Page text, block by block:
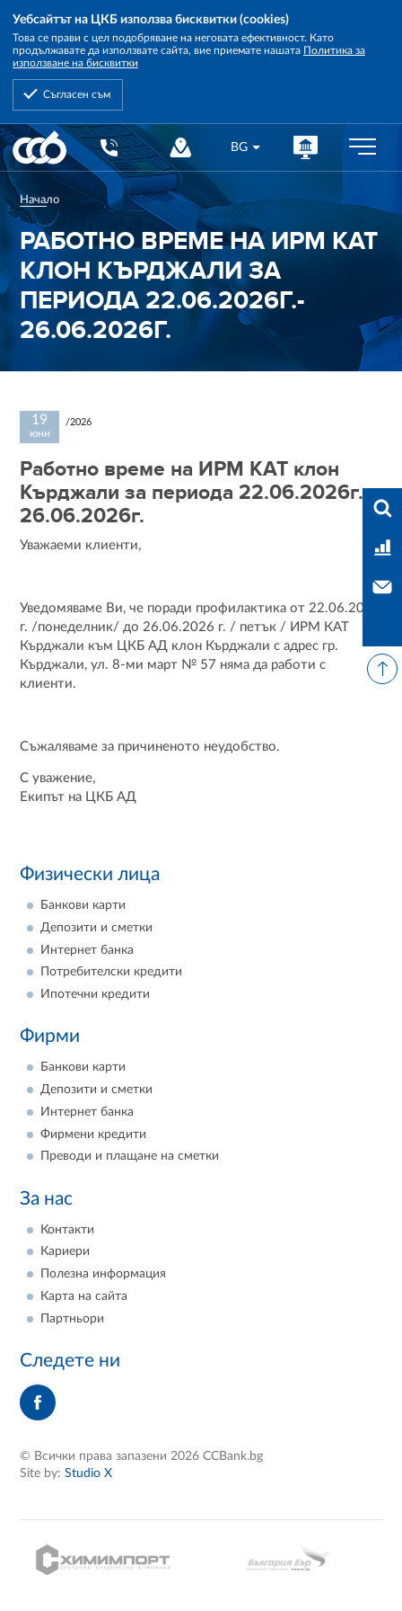
Уебсайтът на ЦКБ използва бисквитки (cookies)
Това се прави с цел подобряване на неговата ефективност. Като
продължавате да използвате сайта, вие приемате нашата Политика за
използване на бисквитки
Съгласен съм
Central
Cooperative
Bank
BG
Начало
РАБОТНО ВРЕМЕ НА ИРМ КАТ
КЛОН КЪРДЖАЛИ ЗА
ПЕРИОДА 22.06.2026Г.-
26.06.2026Г.
19
юни
/2026
Работно време на ИРМ КАТ клон
Кърджали за периода 22.06.2026г.-
26.06.2026г.
Уважаеми клиенти,
Уведомяваме Ви, че поради профилактика от 22.06.2026
г. /понеделник/ до 26.06.2026 г. / петък / ИРМ КАТ
Кърджали към ЦКБ АД клон Кърджали с адрес гр.
Кърджали, ул. 8-ми март № 57 няма да работи с
клиенти.
Съжаляваме за причиненото неудобство.
С уважение,
Екипът на ЦКБ АД
Физически лица
Банкови карти
Депозити и сметки
Интернет банка
Потребителски кредити
Ипотечни кредити
Фирми
Банкови карти
Депозити и сметки
Интернет банка
Фирмени кредити
Преводи и плащане на сметки
За нас
Контакти
Кариери
Полезна информация
Карта на сайта
Партньори
Следете ни
© Всички права запазени 2026 CCBank.bg
Site by:Studio X